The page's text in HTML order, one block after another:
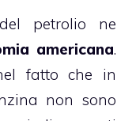
petrolio ne
americana.
fatto che in
non sono